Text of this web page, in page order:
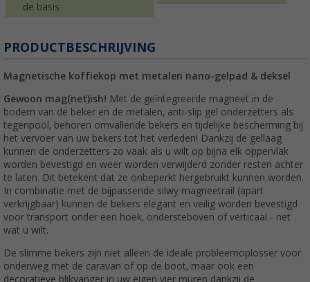
de basis
PRODUCTBESCHRIJVING
Magnetische koffiekop met metalen nano-gelpad & deksel
Gewoon mag(net)ish! Met de geïntegreerde magneet in de
bodem van de beker en de metalen, anti-slip gel onderzetters als
tegenpool, behoren omvallende bekers en tijdelijke bescherming bij
het vervoer van uw bekers tot het verleden! Dankzij de gellaag
kunnen de onderzetters zo vaak als u wilt op bijna elk oppervlak
worden bevestigd en weer worden verwijderd zonder resten achter
te laten. Dit betekent dat ze onbeperkt hergebruikt kunnen worden.
In combinatie met de bijpassende silwy magneetrail (apart
verkrijgbaar) kunnen de bekers elegant en veilig worden bevestigd
voor transport onder een hoek, ondersteboven of verticaal - net
wat u wilt.
De slimme bekers zijn niet alleen de ideale probleemoplosser voor
onderweg met de caravan of op de boot, maar ook een
decoratieve blikvanger in uw eigen vier muren dankzij de